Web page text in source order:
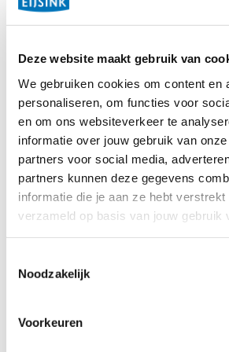
Deze website maakt gebruik van
We gebruiken cookies om content en
personaliseren, om functies voor
en om ons websiteverkeer te
informatie over jouw gebruik van
partners voor social media,
partners kunnen deze gegevens
informatie die je aan ze hebt
verzameld op basis van jouw gebruik
Noodzakelijk
Voorkeuren
Na je bezoek aan onze showroom ben
klaar. Naast de kassa ofbestelzuil
ook randapparatuur. Van de beste
handhelds, scanners en
punten werken pinapparaten altijd. En
gebruiksvriendelijke
kabelmanagement is nooit meer een
Onze locaties zijn